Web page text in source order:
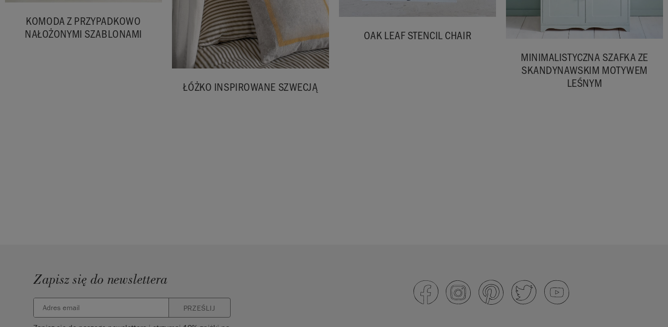
KOMODA Z PRZYPADKOWO
NAŁOŻONYMI SZABLONAMI
ŁÓŻKO INSPIROWANE SZWECJĄ
OAK LEAF STENCIL CHAIR
MINIMALISTYCZNA SZAFKA ZE
SKANDYNAWSKIM MOTYWEM
LEŚNYM
Zapisz się do newslettera
PRZEŚLIJ